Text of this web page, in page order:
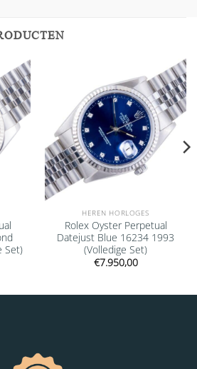
Add to
wishlist
Set)
Add to
wishlist
HEREN HORLOGES
Rolex Oyster Perpetual
Datejust Blue 16234 1993
(Volledige Set)
€7.950,00